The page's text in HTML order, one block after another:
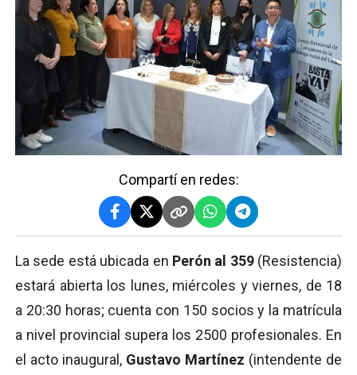
Compartí en redes:
La sede está ubicada en Perón al 359(Resistencia)
estará abierta los lunes, miércoles y viernes, de 18
a 20:30 horas; cuenta con 150 socios y la matrícula
a nivel provincial supera los 2500 profesionales. En
el acto inaugural, Gustavo Martínez (intendente de